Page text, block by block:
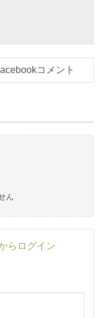
コメント
ん
らログイン